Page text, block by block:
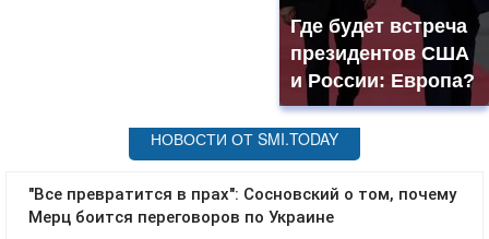
Где будет встреча
президентов США
и России: Европа?